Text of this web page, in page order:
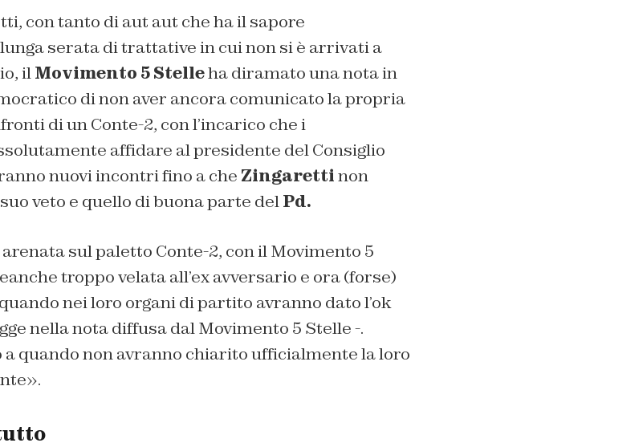
con tanto di aut aut che ha il sapore
serata di trattative in cui non si è arrivati a
ilMovimento 5 Stelleha diramato una nota in
di non aver ancora comunicato la propria
di un Conte-2, con l’incarico che i
affidare al presidente del Consiglio
nuovi incontri fino a che Zingarettinon
veto e quello di buona parte delPd.
sul paletto Conte-2, con il Movimento 5
troppo velata all’ex avversario e ora (forse)
nei loro organi di partito avranno dato l’ok
nella nota diffusa dal Movimento 5 Stelle -.
quando non avranno chiarito ufficialmente la loro